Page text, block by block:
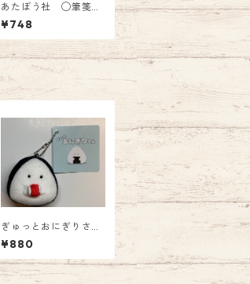
あたぼう社 ◯筆箋
MF-0003 蜂網陸
¥748
ぎゅっとおにぎりさ
ん マスコット う
め 880円
¥880